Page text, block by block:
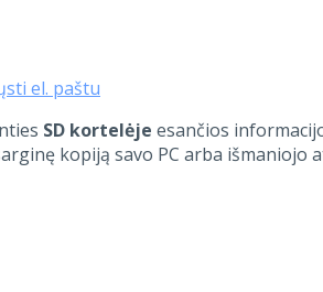
el. paštu
SD kortelėje esančios
kopiją savo PC arba išmaniojo